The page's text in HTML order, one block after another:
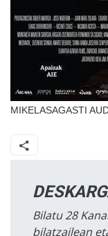
MIKELASAGASTI
Bilatu 28
bilatzailean